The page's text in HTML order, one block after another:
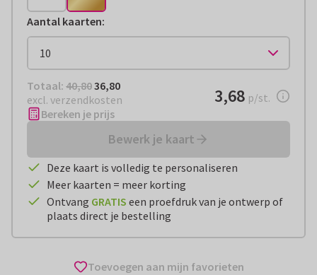
Aantal kaarten:
Totaal: € 36,80
Totaal: 40,8036,80
excl. verzendkosten
€ 3,68per stuk
3,68 p/st.
Bereken je prijs
Bewerk je kaart
Deze kaart is volledig te personaliseren
Meer kaarten = meer korting
Ontvang GRATIS een proefdruk van je ontwerp of
plaats direct je bestelling
Toevoegen aan mijn favorieten